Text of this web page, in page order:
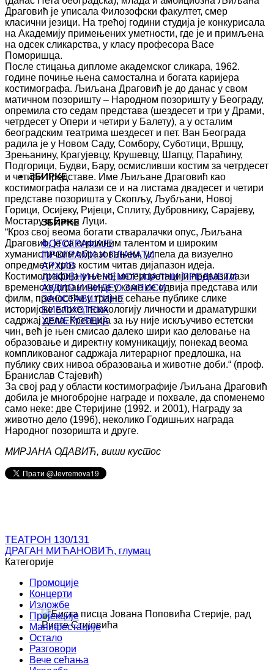
ЗБИРКЕ
ЗБИРКЕ
ФОТОГРАФИЈЕ
ПРОГРАМИ И ПЛАКАТИ
АРХИВ
ЛИКОВНИ И МЕМОРИЈАЛНИ ПРЕДМЕТИ
АУДИО И ВИДЕО ЗАПИСИ
ЗАОСТАВШТИНЕ
БИБЛИОТЕКА
ХЕМЕРОТЕКА
Драговић је уписала Филозофски факултет, смер
класични језици. На трећој години студија је конкурисала
на Академију примењених уметности, где је и примљена
на одсек сликарства, у класу професора Васе
Поморишца.
После стицања дипломе академског сликара, 1962.
године почиње њена самостална и богата каријера
костимографа. Љиљана Драговић је до данас у свом
матичном позоришту – Народном позоришту у Београду,
опремила сто седам представа (шездесет и три у Драми,
четрдесет у Опери и четири у Балету), а у осталим
београдским театрима шездесет и пет. Ван Београда
радила је у Новом Саду, Сомбору, Суботици, Вршцу,
Зрењанину, Крагујевцу, Крушевцу, Шапцу, Параћину,
Подгорици, Будви, Бару, осмисливши костим за четрдесет
и четири представе. Име Љиљане Драговић као
костимографа налази се и на листама двадесет и четири
представе позоришта у Скопљу, Љубљани, Новој
Горици, Осијеку, Ријеци, Сплиту, Дубровнику, Сарајеву,
Мостару и Бања Луци.
“Кроз свој веома богати стваралачки опус, Љиљана
Драговић, је са огромним талентом и широким
хуманистичким образовањем, успела да визуелно
опредмети кроз костим читав дијапазон идеја.
Костимографија у њеној интерпретацији превазилази
временско ограничење у коме се одвија представа или
филм, преносећи у трајно сећање публике слике
историјске епохе, психологију личности и драматуршки
садржај дела. Креација за њу није искључиво естетски
чин, већ је њен смисао далеко шири као деловање на
образовање и директну комуникацију, понекад веома
компликованог садржаја литерарног предлошка, на
публику свих нивоа образовања и животне доби.“ (проф.
Бранислав Стајевић)
За свој рад у области костимографије Љиљана Драговић
добила је многобројне награде и похвале, да споменемо
само неке: две Стеријине (1992. и 2001), Награду за
животно дело (1996), неколико Годишњих награда
Народног позоришта и друге.
МИРЈАНА ОДАВИЋ, виши кустос
ТЕАТРОН 130/131
ДРАГАН МИЋАНОВИЋ, глумац
Категорије
Промоције
Концерти
Изложбе
Пројекције
Манифестације
Остало
Разговори
Вече сећања